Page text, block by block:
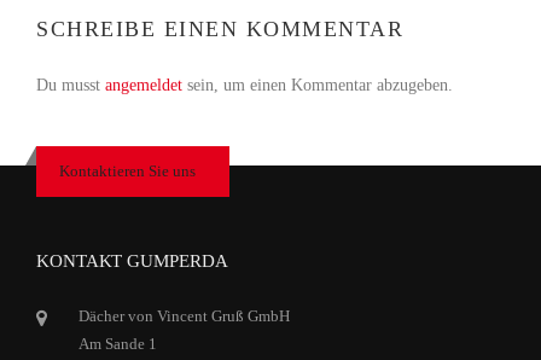
SCHREIBE EINEN KOMMENTAR
Du musst angemeldet sein, um einen Kommentar abzugeben.
Kontaktieren Sie uns
KONTAKT GUMPERDA
Dächer von Vincent Gruß GmbH
Am Sande 1